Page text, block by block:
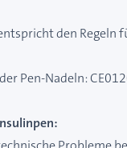
den Regeln
Pen-Nadeln: